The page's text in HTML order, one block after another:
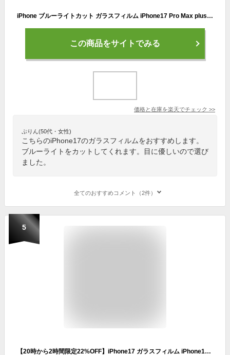
iPhone ブルーライトカット ガラスフィルム iPhone17 Pro Max plus Air iPhone 15 14 13 12 iPhoneSE ( 第3世代 / 第2世代 ) 保護フィルム 11 iPhone8 7 XR XS SE3 SE2 X 10H Agrado フィルム 液晶保護フィルム アイフォン 極上フィルム専門店
この商品をサイトでみる
価格と在庫を楽天でチェック >>
ぷりん(50代・女性)
こちらのiPhone17のガラスフィルムをおすすめします。
ブルーライトをカットしてくれます。目に優しいので選び
ました。
全てのおすすめコメント（2件）
5
【20時から2時間限定22%OFF】iPhone17 ガラスフィルム iPhone17 air フィルム 【クリア/ブルーライトカット/覗き見防止/アンチグレア】 iPhone16 保護フィルム iPhone16pro iPhone15 Pro Max Plus 低反射 iPhone14 promax iPhone13 mini iPhoneSE 第3世代 iphone12